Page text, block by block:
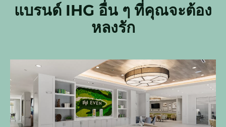
แบรนด์ IHG อื่น ๆ ที่คุณจะต้อง
หลงรัก